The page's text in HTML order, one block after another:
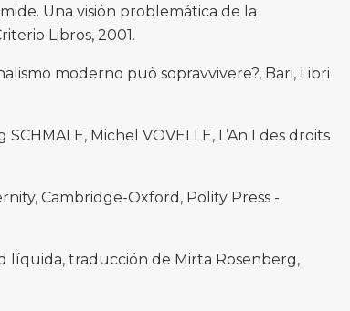
Una visión problemática de la
Libros, 2001.
moderno può sopravvivere?, Bari, Libri
Michel VOVELLE, L’An I des droits
Cambridge-Oxford, Polity Press -
líquida, traducción de Mirta Rosenberg,